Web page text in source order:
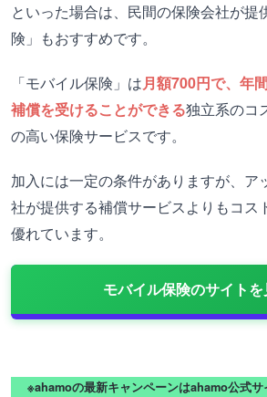
といった場合は、民間の保険会社が提
険」もおすすめです。
「モバイル保険」は月額700円で、年
補償を受けることができる独立系のコ
の高い保険サービスです。
加入には一定の条件がありますが、ア
社が提供する補償サービスよりもコス
優れています。
モバイル保険のサイトを
※ahamoの最新キャンペーンはahamo公式